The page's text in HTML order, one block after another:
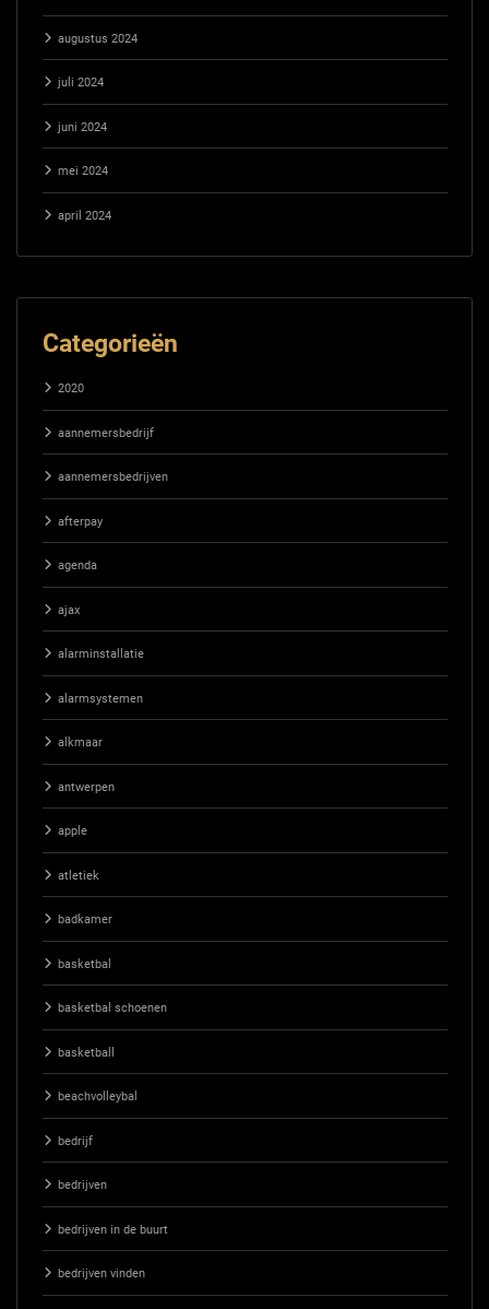
augustus 2024
juli 2024
juni 2024
mei 2024
april 2024
Categorieën
2020
aannemersbedrijf
aannemersbedrijven
afterpay
agenda
ajax
alarminstallatie
alarmsystemen
alkmaar
antwerpen
apple
atletiek
badkamer
basketbal
basketbal schoenen
basketball
beachvolleybal
bedrijf
bedrijven
bedrijven in de buurt
bedrijven vinden